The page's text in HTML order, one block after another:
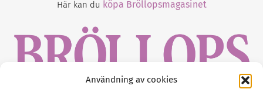
Användning av cookies
Här kan du köpa Bröllopsmagasinet